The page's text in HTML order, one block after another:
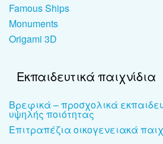
Famous Ships
Monuments
Origami 3D
Εκπαιδευτικά παιχνίδια
Βρεφικά – προσχολικά
υψηλής ποιότητας
Επιτραπέζια οικογενειακά